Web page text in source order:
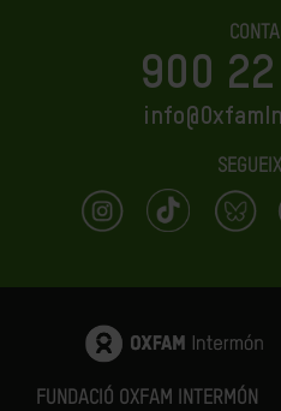
900
FUNDACIÓ OXFAM INTERMÓN